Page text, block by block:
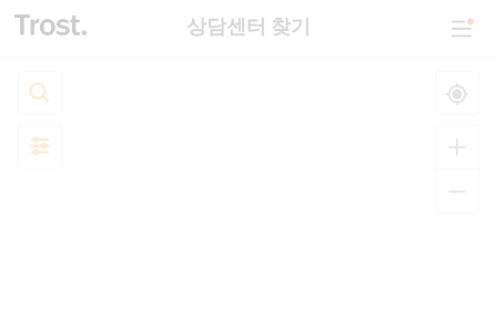
상담센터 찾기